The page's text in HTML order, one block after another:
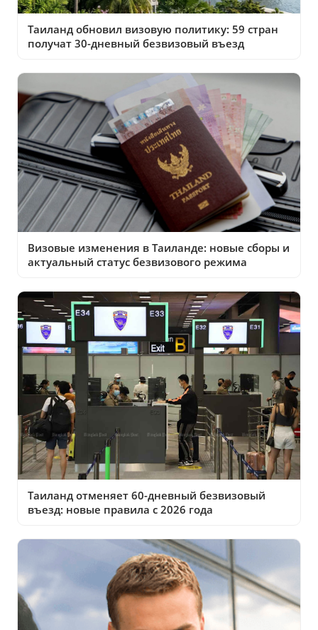
Таиланд обновил визовую политику: 59 стран
получат 30-дневный безвизовый въезд
Визовые изменения в Таиланде: новые сборы и
актуальный статус безвизового режима
Таиланд отменяет 60-дневный безвизовый
въезд: новые правила с 2026 года